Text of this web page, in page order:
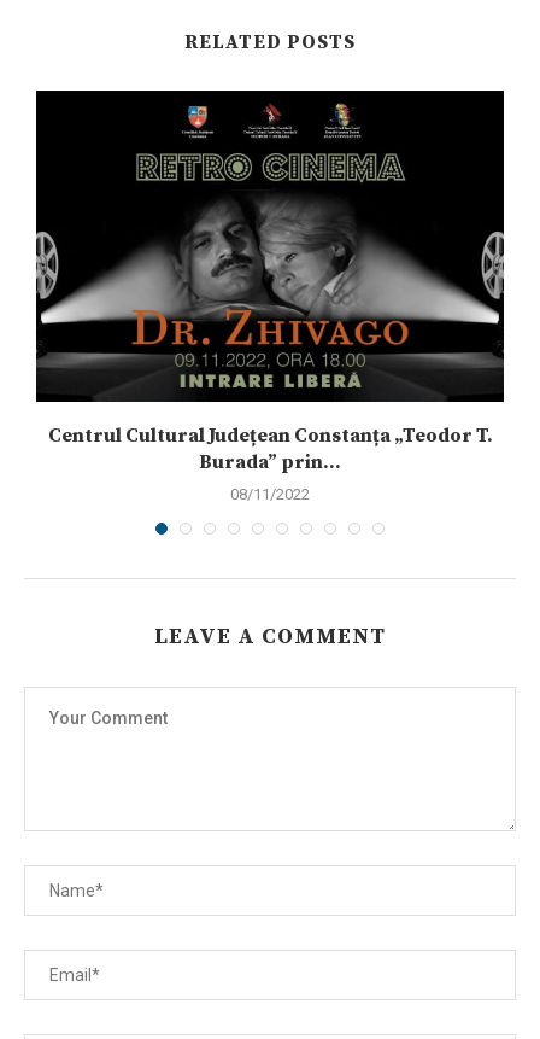
RELATED POSTS
Centrul Cultural Județean Constanța „Teodor T.
Burada” prin...
08/11/2022
LEAVE A COMMENT